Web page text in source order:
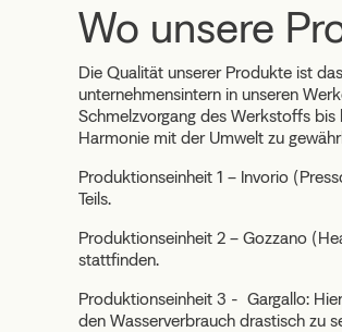
Wo unsere
Die Qualität unserer Produkte ist
unternehmensintern in unseren
Schmelzvorgang des Werkstoffs
Harmonie mit der Umwelt zu
Produktionseinheit 1 – Invorio
Teils.
Produktionseinheit 2 – Gozzano
stattfinden.
Produktionseinheit 3 - Gargallo:
den Wasserverbrauch drastisch zu